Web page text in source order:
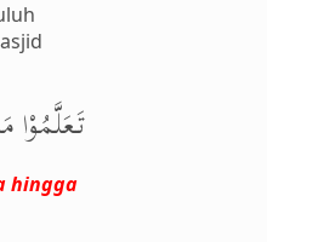
تَعَلَّمُوْا
hingga